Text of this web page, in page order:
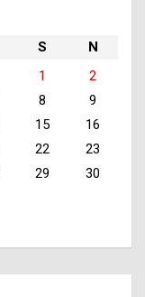
S
N
1
2
8
9
15
16
22
23
29
30